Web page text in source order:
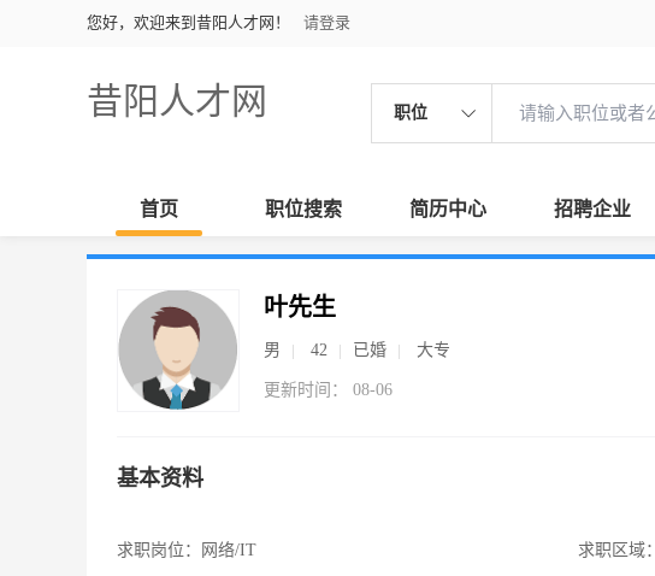
您好，欢迎来到昔阳人才网！ 请登录
昔阳人才网 职位
首页 职位搜索 简历中心 招聘企业
叶先生
男 42 已婚 大专
更新时间： 08-06
基本资料
求职岗位：
网络/IT
求职区域：